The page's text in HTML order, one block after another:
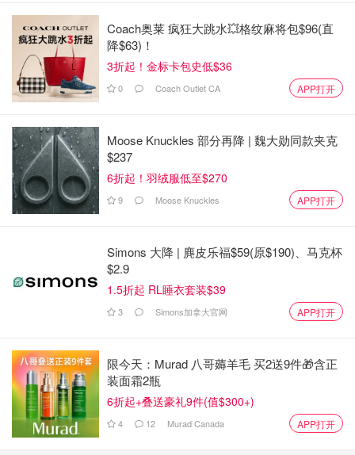
Arbitrage——套汇、套利
利用不同外汇市场的外汇差价，在某一外汇市场上买进某种
货币，同时在另一外汇市场上卖出该种货币，以赚取利润
Ask——卖家出的最低价格
Asset backed Security(ABS)——资产支持证
券
由受托机构发行的、代表特定目的信托的信托受益权份额。
Basic Earnings——基本收益
融工具市场利率和债券收益率的标准计量单位。
Beige Book——褐皮书
由美国联邦储备委员会公布的经济报告
Coach奥莱 疯狂大跳水💥格纹麻将包$96(直
降$63)！
3折起！金标卡包史低$36
0 Coach Outlet CA APP打开
Moose Knuckles 部分再降 | 魏大勋同款夹克
$237
6折起！羽绒服低至$270
9 Moose Knuckles APP打开
Simons 大降 | 麂皮乐福$59(原$190)、马克杯
$2.9
1.5折起 RL睡衣套装$39
3 Simons加拿大官网 APP打开
限今天：Murad 八哥薅羊毛 买2送9件🎁含正
装面霜2瓶
6折起+叠送豪礼9件(值$300+)
4 12 Murad Canada APP打开